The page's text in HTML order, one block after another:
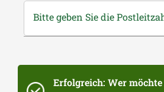
Bitte geben Sie die
Erfolgreich: Wer